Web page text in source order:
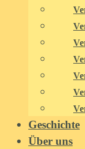
Geschichte
Über uns